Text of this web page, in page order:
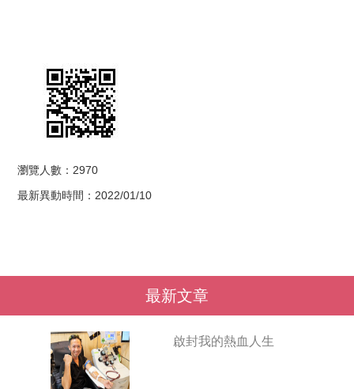
瀏覽人數：2970
最新異動時間：2022/01/10
最新文章
啟封我的熱血人生